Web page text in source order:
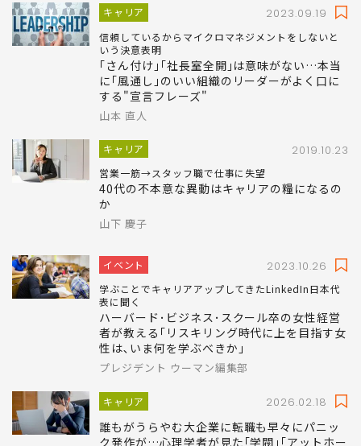
キャリア 2023.09.19
信頼しているからマイクロマネジメントをしないと
いう決意表明
｢さん付け｣｢社長室全開｣は意味がない…本当
に｢風通し｣のいい組織のリーダーがよく口に
する"宣言フレーズ"
山本 直人
キャリア 2019.10.23
営業一筋→スタッフ職で仕事に失望
40代の不本意な異動はキャリアの糧になるの
か
山下 慶子
イベント 2023.10.26
学ぶことでキャリアアップしてきたLinkedIn日本代
表に聞く
ハーバード･ビジネス･スクール卒の女性経営
者が教える｢リスキリング時代に上を目指す女
性は､いま何を学ぶべきか｣
プレジデント ウーマン編集部
キャリア 2026.02.18
誰もがうらやむ大企業に転職も早々にパニッ
ク発作が…心理学者が見た｢学閥｣｢アットホー